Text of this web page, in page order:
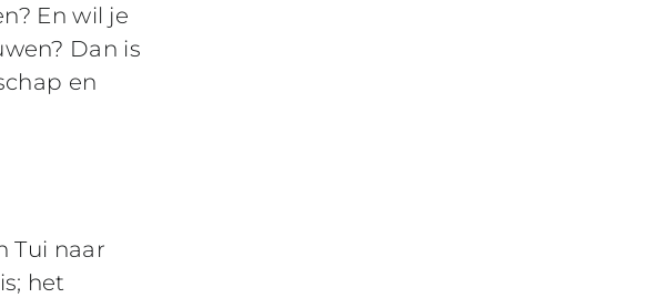
En wil je
Dan is
en
Tui naar
het